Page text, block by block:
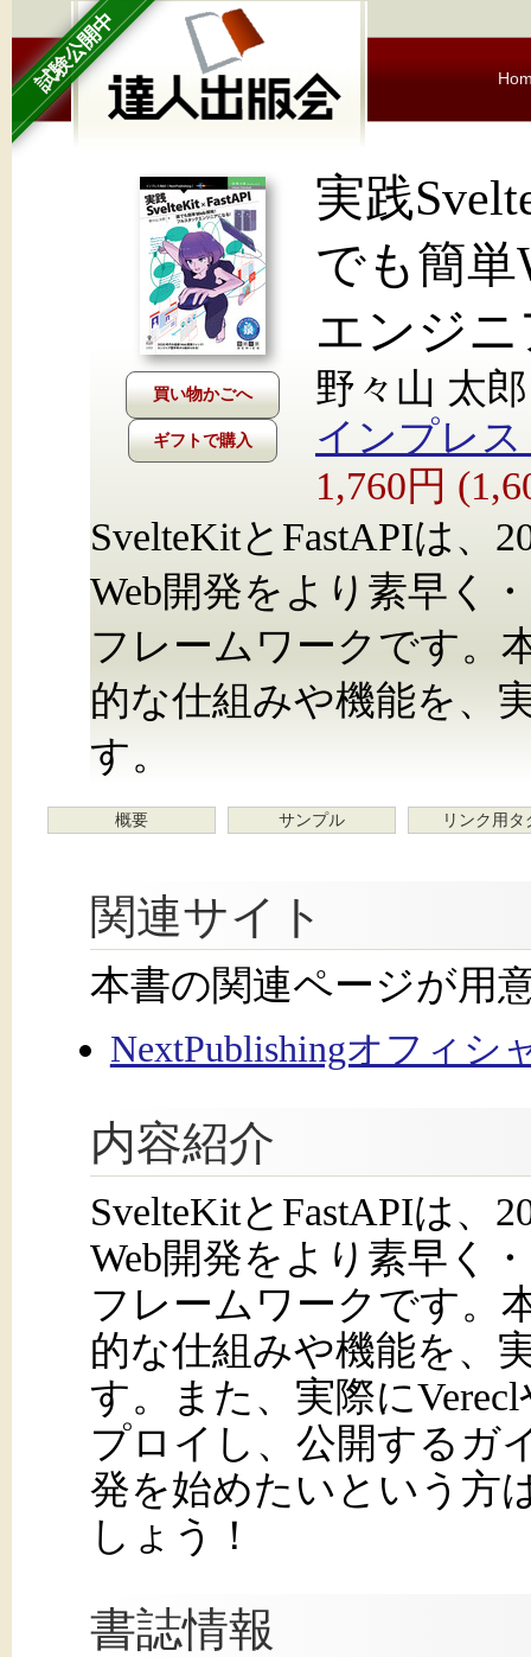
試験公開中
ギフトで購入
実践
でも簡単
エンジ
野々山 太郎
インプレス
1,760円
SvelteKitとFastAPIは、
Web開発をより素早く
フレームワークです。
的な仕組みや機能を、
す。
概要 サンプル リンク用タ
関連サイト
本書の関連ページが用
NextPublishingオフィシ
内容紹介
SvelteKitとFastAPIは、
Web開発をより素早く
フレームワークです。
的な仕組みや機能を、
す。また、実際に
プロイし、公開するガ
発を始めたいという方
しょう！
書誌情報